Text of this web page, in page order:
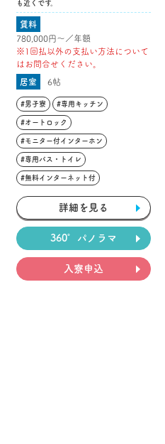
も近くです。
賃料
780,000円〜／年額
※1回払以外の支払い方法について
はお問合せください。
居室 6帖
#男子寮 #専用キッチン
#オートロック
#モニター付インターホン
#専用バス・トイレ
#無料インターネット付
詳細を見る
360°パノラマ
入寮申込